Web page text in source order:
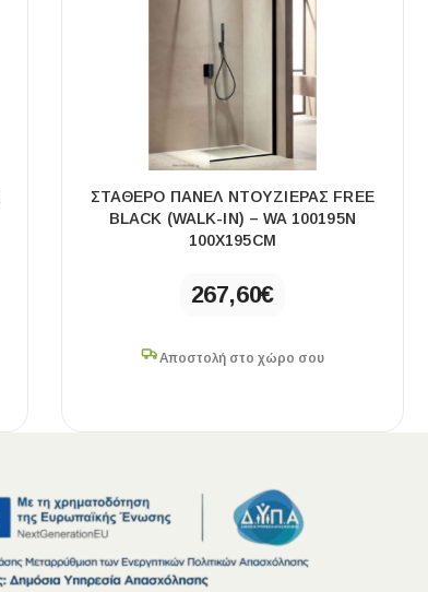
ΣΤΑΘΕΡΌ ΠΆΝΕΛ ΝΤΟΥΖΙΈΡΑΣ FREE
BLACK (WALK-IN) – WA 100195N
100Χ195CM
267,60€
Αποστολή στο χώρο σου